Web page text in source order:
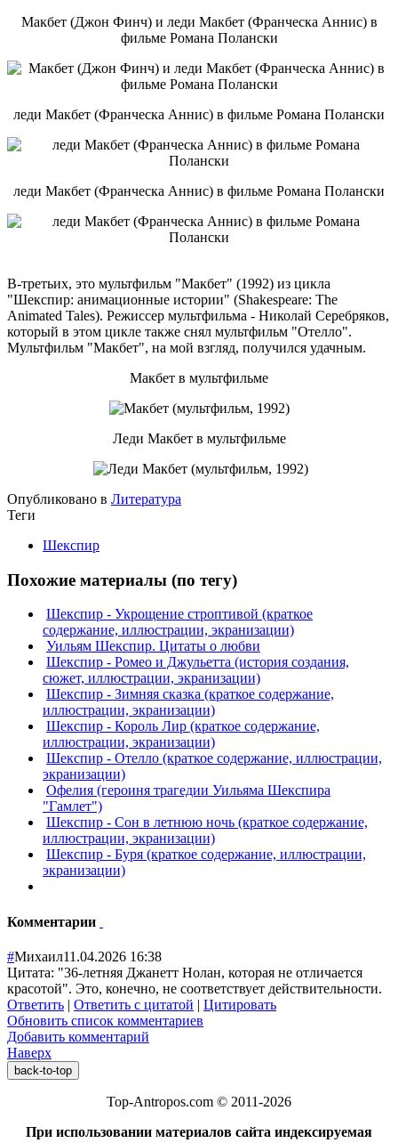
Макбет (Джон Финч) и леди Макбет (Франческа Аннис) в
фильме Романа Полански
леди Макбет (Франческа Аннис) в фильме Романа Полански
леди Макбет (Франческа Аннис) в фильме Романа Полански
В-третьих, это мультфильм "Макбет" (1992) из цикла
"Шекспир: анимационные истории" (Shakespeare: The
Animated Tales). Режиссер мультфильма - Николай Серебряков,
который в этом цикле также снял мультфильм "Отелло".
Мультфильм "Макбет", на мой взгляд, получился удачным.
Макбет в мультфильме
Леди Макбет в мультфильме
Опубликовано в Литература
Теги
Шекспир
Похожие материалы (по тегу)
Шекспир - Укрощение строптивой (краткое
содержание, иллюстрации, экранизации)
Уильям Шекспир. Цитаты о любви
Шекспир - Ромео и Джульетта (история создания,
сюжет, иллюстрации, экранизации)
Шекспир - Зимняя сказка (краткое содержание,
иллюстрации, экранизации)
Шекспир - Король Лир (краткое содержание,
иллюстрации, экранизации)
Шекспир - Отелло (краткое содержание, иллюстрации,
экранизации)
Офелия (героиня трагедии Уильяма Шекспира
"Гамлет")
Шекспир - Сон в летнюю ночь (краткое содержание,
иллюстрации, экранизации)
Шекспир - Буря (краткое содержание, иллюстрации,
экранизации)
Комментарии
#Михаил11.04.2026 16:38
Цитата: "36-летняя Джанетт Нолан, которая не отличается
красотой". Это, конечно, не соответствует действительности.
Ответить | Ответить с цитатой | Цитировать
Обновить список комментариев
Добавить комментарий
Наверх
back-to-top
Top-Antropos.com © 2011-2026
При использовании материалов сайта индексируемая